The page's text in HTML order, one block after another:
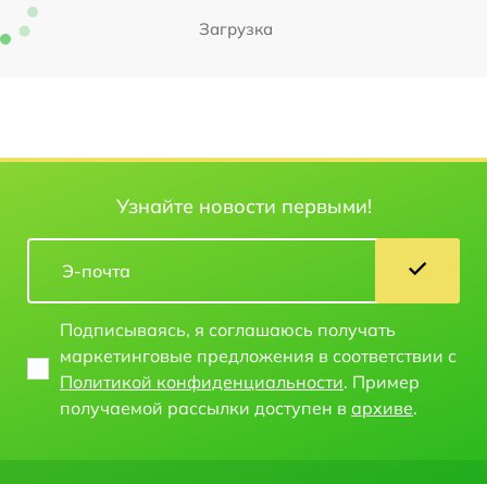
Загрузка
Узнайте новости первыми!
Подписываясь, я соглашаюсь получать
маркетинговые предложения в соответствии с
Политикой конфиденциальности. Пример
получаемой рассылки доступен в архиве.